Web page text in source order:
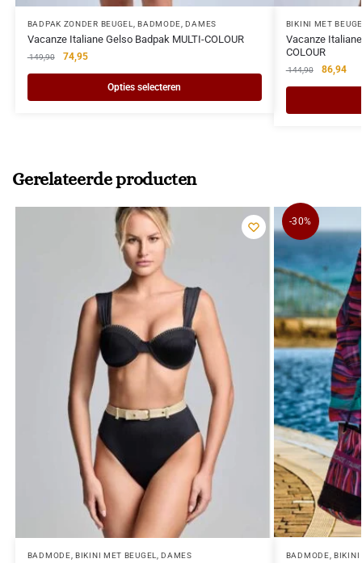
BADPAK ZONDER BEUGEL,BADMODE,DAMES
Vacanze Italiane Gelso Badpak MULTI-COLOUR
149,90 74,95
Opties selecteren
BIKINI MET
Vacanze
COLOUR
144,90 86,94
Gerelateerde producten
BADMODE ,BIKINI MET BEUGEL ,DAMES
-30%
BADMODE ,BIKINI